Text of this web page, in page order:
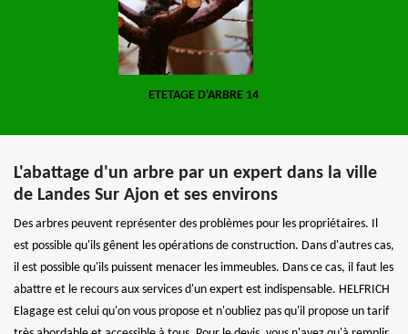
ETETAGE D'ARBRE 14
L'abattage d'un arbre par un expert dans la ville
de Landes Sur Ajon et ses environs
Des arbres peuvent représenter des problèmes pour les propriétaires. Il
est possible qu'ils gênent les opérations de construction. Dans d'autres cas,
il est possible qu'ils puissent menacer les immeubles. Dans ce cas, il faut les
abattre et le recours aux services d'un expert est indispensable. HELFRICH
Elagage est celui qu'on vous propose et n'oubliez pas qu'il propose un tarif